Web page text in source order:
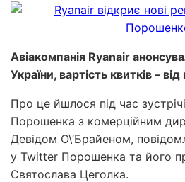
Авіакомпанія Ryanair
України, вартість квитків –
Про це йшлося під час
Порошенка з комерційним
Девідом О\’Брайеном,
у Twitter Порошенка та його
Святослава Цеголка.